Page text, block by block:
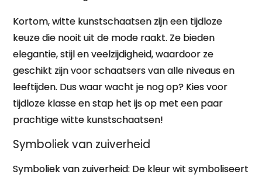
Kortom, witte kunstschaatsen zijn een tijdloze
keuze die nooit uit de mode raakt. Ze bieden
elegantie, stijl en veelzijdigheid, waardoor ze
geschikt zijn voor schaatsers van alle niveaus en
leeftijden. Dus waar wacht je nog op? Kies voor
tijdloze klasse en stap het ijs op met een paar
prachtige witte kunstschaatsen!
Symboliek van zuiverheid
Symboliek van zuiverheid: De kleur wit symboliseert